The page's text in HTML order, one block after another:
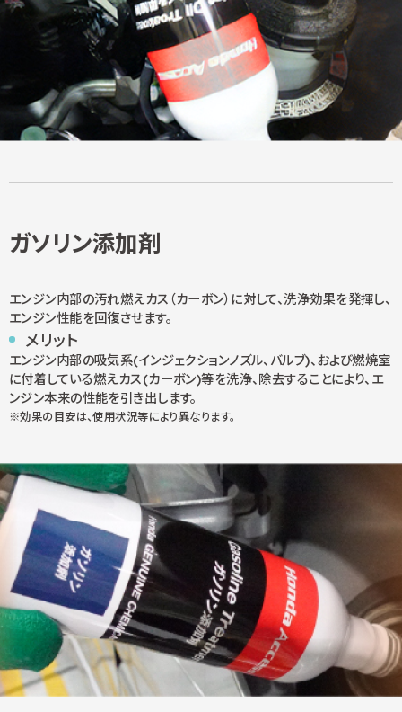
ガソリン添加剤
エンジン内部の汚れ燃えカス（カーボン）に対して、洗浄効果を発揮し、
エンジン性能を回復させます。
メリット
エンジン内部の吸気系(インジェクションノズル、バルブ)、および燃焼室
に付着している燃えカス(カーボン)等を洗浄、除去することにより、エ
ンジン本来の性能を引き出します。
効果の目安は、使用状況等により異なります。